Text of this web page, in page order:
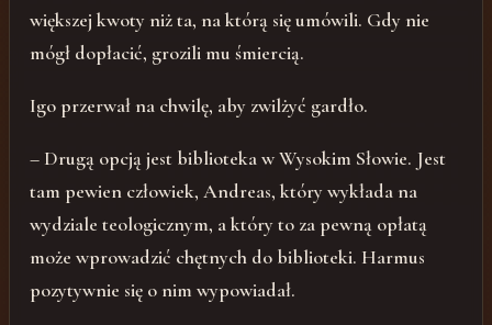
większej kwoty niż ta, na którą się umówili. Gdy nie
mógł dopłacić, grozili mu śmiercią.
Igo przerwał na chwilę, aby zwilżyć gardło.
– Drugą opcją jest biblioteka w Wysokim Słowie. Jest
tam pewien człowiek, Andreas, który wykłada na
wydziale teologicznym, a który to za pewną opłatą
może wprowadzić chętnych do biblioteki. Harmus
pozytywnie się o nim wypowiadał.